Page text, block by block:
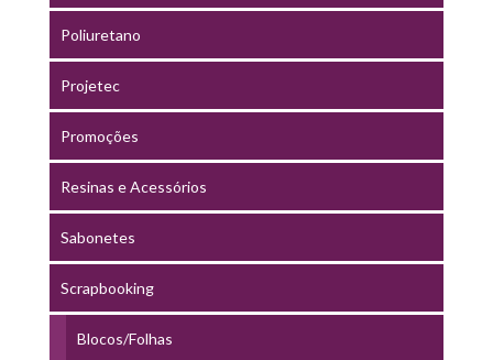
Poliuretano
Projetec
Promoções
Resinas e Acessórios
Sabonetes
Scrapbooking
Blocos/Folhas